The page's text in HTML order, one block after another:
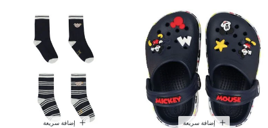
إضافة سريعة إضافة سريعة